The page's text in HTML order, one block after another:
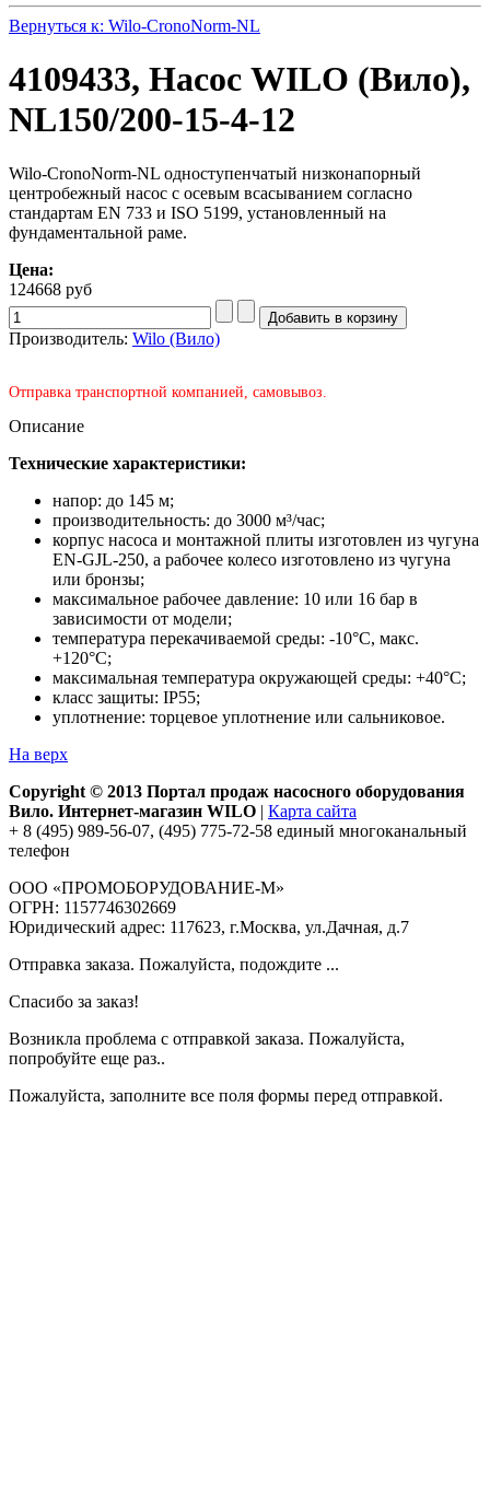
Вернуться к: Wilo-CronoNorm-NL
4109433, Насос WILO (Вило),
NL150/200-15-4-12
Wilo-CronoNorm-NL одноступенчатый низконапорный
центробежный насос с осевым всасыванием согласно
стандартам EN 733 и ISO 5199, установленный на
фундаментальной раме.
Цена:
124668 руб
Производитель: Wilo (Вило)
Отправка транспортной компанией, самовывоз.
Описание
Технические характеристики:
напор: до 145 м;
производительность: до 3000 м³/час;
корпус насоса и монтажной плиты изготовлен из чугуна
EN-GJL-250, а рабочее колесо изготовлено из чугуна
или бронзы;
максимальное рабочее давление: 10 или 16 бар в
зависимости от модели;
температура перекачиваемой среды: -10°С, макс.
+120°С;
максимальная температура окружающей среды: +40°С;
класс защиты: IP55;
уплотнение: торцевое уплотнение или сальниковое.
На верх
Copyright © 2013 Портал продаж насосного оборудования
Вило. Интернет-магазин WILO | Карта сайта
+ 8 (495) 989-56-07, (495) 775-72-58 единый многоканальный
телефон
ООО «ПРОМОБОРУДОВАНИЕ-М»
ОГРН: 1157746302669
Юридический адрес: 117623, г.Москва, ул.Дачная, д.7
Отправка заказа. Пожалуйста, подождите ...
Спасибо за заказ!
Возникла проблема с отправкой заказа. Пожалуйста,
попробуйте еще раз..
Пожалуйста, заполните все поля формы перед отправкой.